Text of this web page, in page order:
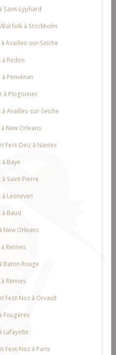
Saint-Lyphard
folk à Stockholm
Availles-sur-Seiche
à Redon
Penvénan
à Plogonnec
Availles-sur-Seiche
New Orleans
Fest-Deiz à Nantes
Baye
Saint-Pierre
Lesneven
à Baud
New Orleans
Rennes
Baton Rouge
Rennes
Fest-Noz à Orvault
Fougères
Lafayette
Fest-Noz à Paris